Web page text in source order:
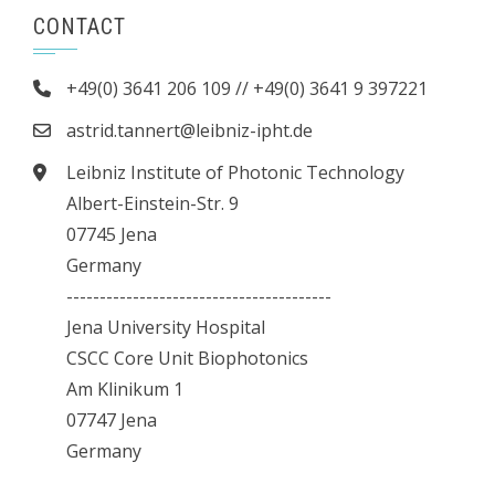
CONTACT
+49(0) 3641 206 109 // +49(0) 3641 9 397221
astrid.tannert@leibniz-ipht.de
Leibniz Institute of Photonic Technology
Albert-Einstein-Str. 9
07745 Jena
Germany
----------------------------------------
Jena University Hospital
CSCC Core Unit Biophotonics
Am Klinikum 1
07747 Jena
Germany